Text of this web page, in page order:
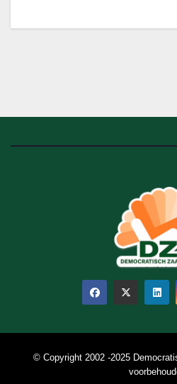
© Copyright 2002 -2025